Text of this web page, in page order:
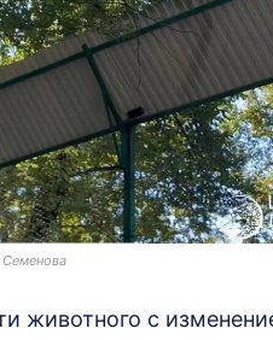
Семенова
животного с